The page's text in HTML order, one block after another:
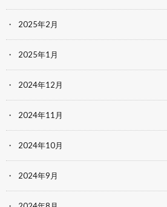
2025年2月
2025年1月
2024年12月
2024年11月
2024年10月
2024年9月